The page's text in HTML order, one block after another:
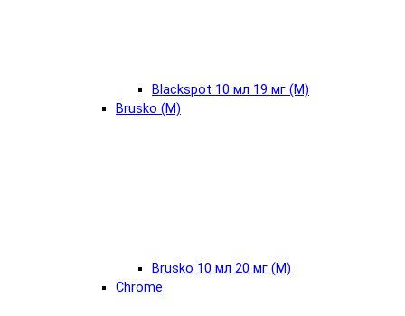
Blackspot 10 мл 19 мг (М)
Brusko (М)
Brusko 10 мл 20 мг (М)
Chrome